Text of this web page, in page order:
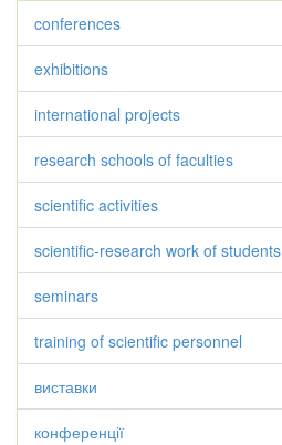
conferences
exhibitions
international projects
research schools of faculties
scientific activities
scientific-research work of students
seminars
training of scientific personnel
виставки
конференції